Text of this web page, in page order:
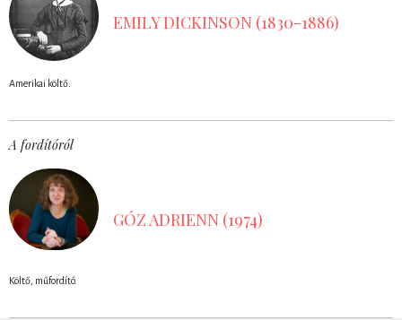
EMILY DICKINSON (1830-1886)
Amerikai költő.
A fordítóról
GÓZ ADRIENN (1974)
Költő, műfordító.